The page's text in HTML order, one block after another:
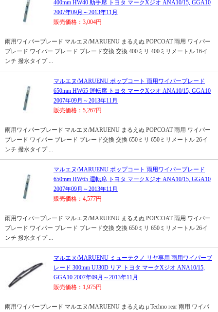
400mm HW40 助手席 トヨタ マークXジオ ANA10/15, GGA10
2007年09月～2013年11月
販売価格：3,004円
雨用ワイパーブレード マルエヌ/MARUENU まるえぬ POPCOAT 雨用 ワイパー
ブレード ワイパー ブレード ブレード交換 交換 400ミリ 400ミリメートル 16イ
ンチ 撥水タイプ ...
マルエヌ/MARUENU ポップコート 雨用ワイパーブレード
650mm HW65 運転席 トヨタ マークXジオ ANA10/15, GGA10
2007年09月～2013年11月
販売価格：5,267円
雨用ワイパーブレード マルエヌ/MARUENU まるえぬ POPCOAT 雨用 ワイパー
ブレード ワイパー ブレード ブレード交換 交換 650ミリ 650ミリメートル 26イ
ンチ 撥水タイプ ...
マルエヌ/MARUENU ポップコート 雨用ワイパーブレード
650mm HW65 運転席 トヨタ マークXジオ ANA10/15, GGA10
2007年09月～2013年11月
販売価格：4,577円
雨用ワイパーブレード マルエヌ/MARUENU まるえぬ POPCOAT 雨用 ワイパー
ブレード ワイパー ブレード ブレード交換 交換 650ミリ 650ミリメートル 26イ
ンチ 撥水タイプ ...
マルエヌ/MARUENU ミューテクノ リヤ専用 雨用ワイパーブ
レード 300mm UJ30D リア トヨタ マークXジオ ANA10/15,
GGA10 2007年09月～2013年11月
販売価格：1,975円
雨用ワイパーブレード マルエヌ/MARUENU まるえぬ μ Techno rear 雨用 ワイパ